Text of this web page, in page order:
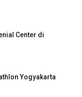
Center di
Yogyakarta